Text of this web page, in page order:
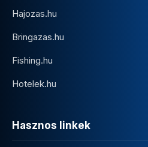
Hajozas.hu
Bringazas.hu
Fishing.hu
Hotelek.hu
Hasznos linkek